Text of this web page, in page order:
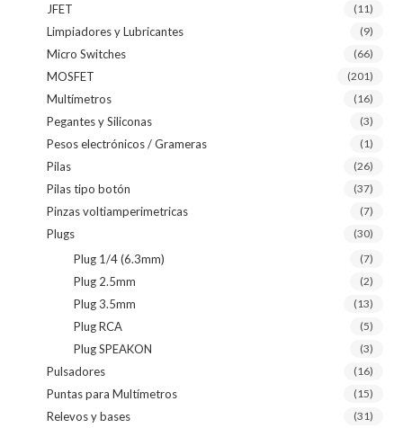
JFET (11)
Limpiadores y Lubricantes (9)
Micro Switches (66)
MOSFET (201)
Multímetros (16)
Pegantes y Siliconas (3)
Pesos electrónicos / Grameras (1)
Pilas (26)
Pilas tipo botón (37)
Pinzas voltiamperimetricas (7)
Plugs (30)
Plug 1/4 (6.3mm) (7)
Plug 2.5mm (2)
Plug 3.5mm (13)
Plug RCA (5)
Plug SPEAKON (3)
Pulsadores (16)
Puntas para Multímetros (15)
Relevos y bases (31)